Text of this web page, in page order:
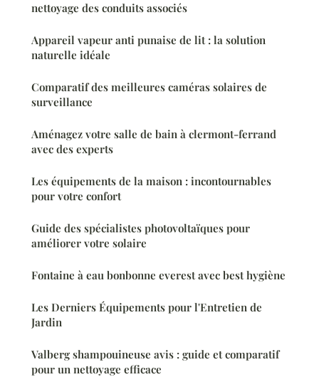
nettoyage des conduits associés
Appareil vapeur anti punaise de lit : la solution
naturelle idéale
Comparatif des meilleures caméras solaires de
surveillance
Aménagez votre salle de bain à clermont-ferrand
avec des experts
Les équipements de la maison : incontournables
pour votre confort
Guide des spécialistes photovoltaïques pour
améliorer votre solaire
Fontaine à eau bonbonne everest avec best hygiène
Les Derniers Équipements pour l'Entretien de
Jardin
Valberg shampouineuse avis : guide et comparatif
pour un nettoyage efficace